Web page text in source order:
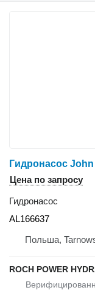
Цена по запросу
Гидронасос
AL166637
Польша,
ROCH POWER